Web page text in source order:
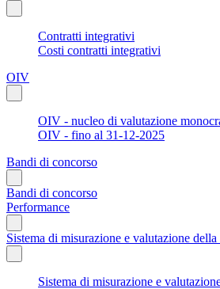
Contratti integrativi
Costi contratti integrativi
OIV
OIV - nucleo di valutazione
OIV - fino al 31-12-2025
Bandi di concorso
Bandi di concorso
Performance
Sistema di misurazione e valutazione
Sistema di misurazione e